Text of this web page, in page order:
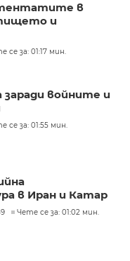
в
и
се за: 01:17 мин.
войните и
се за: 01:55 мин.
в Иран и Катар
Чете се за: 01:02 мин.